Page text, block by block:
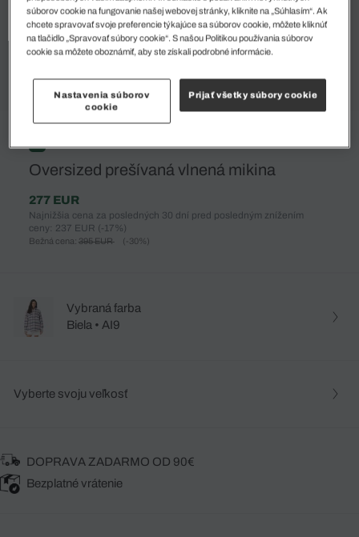
%
Oversized prešívaná vlnená mikina
277 EUR
Najnižšia cena za posledných 30 dní pred posledným znížením
ceny: 237 EUR (-17%)
Bežná cena: 395 EUR (-30%)
Vybraná farba
Biela • AI9
Vyberte svoju veľkosť
DOPRAVA ZADARMO OD 90€
Bezplatné vrátenie
súborov cookie na fungovanie našej webovej stránky, kliknite na „Súhlasím“. Ak
chcete spravovať svoje preferencie týkajúce sa súborov cookie, môžete kliknúť
na tlačidlo „Spravovať súbory cookie“. S našou Politikou používania súborov
cookie sa môžete oboznámiť, aby ste získali podrobné informácie.
Nastavenia súborov
cookie
Prijať všetky súbory cookie